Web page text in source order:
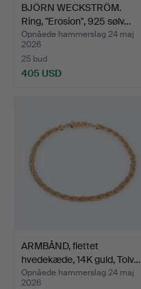
BJÖRN WECKSTRÖM.
Ring, "Erosion", 925 sølv…
Opnåede hammerslag 24 maj
2026
25 bud
405 USD
ARMBÅND, flettet
hvedekæde, 14K guld, Tolv…
Opnåede hammerslag 24 maj
2026